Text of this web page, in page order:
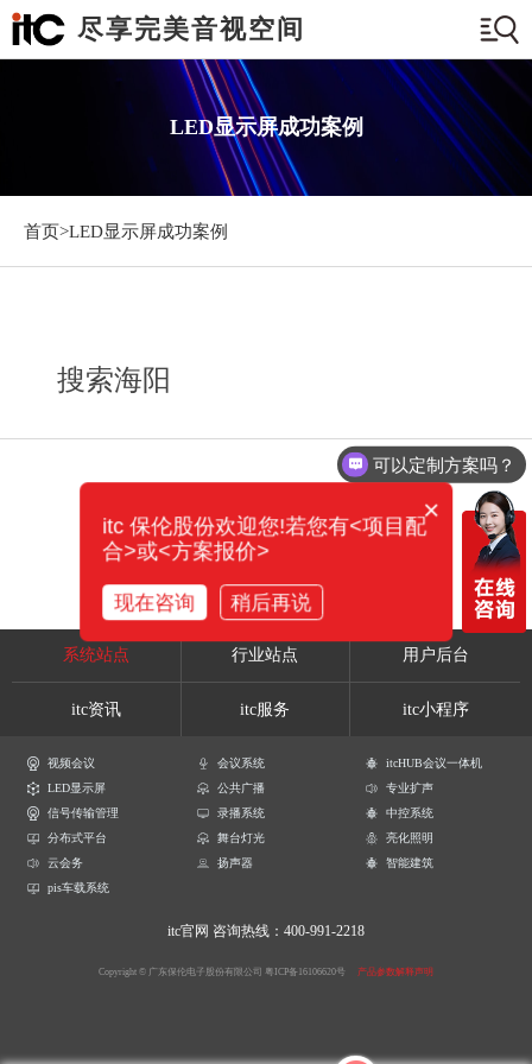
尽享完美音视空间
LED显示屏成功案例
首页>LED显示屏成功案例
搜索海阳
系统站点 行业站点 用户后台
itc资讯 itc服务 itc小程序
视频会议 会议系统
itcHUB会议一体机
LED显示屏
公共广播
专业扩声
信号传输管理
录播系统
中控系统
分布式平台
舞台灯光
亮化照明
云会务
扬声器
智能建筑
pis车载系统
itc官网 咨询热线：400-991-2218
Copyright © 广东保伦电子股份有限公司 粤ICP备16106620号 产品参数解释声明
可以定制方案吗？
×
itc 保伦股份欢迎您!若您有<项目配
合>或<方案报价>
现在咨询 稍后再说